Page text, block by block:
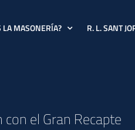
LA MASONERÍA? R. L. SANT
el Gran Recapte